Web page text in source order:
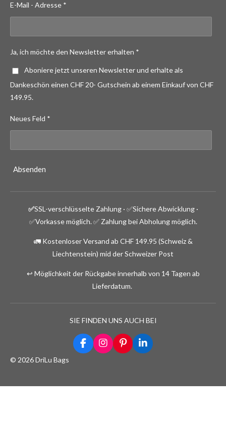
E-Mail - Adresse *
Ja, ich möchte den Newsletter erhalten *
Aboniere jetzt unseren Newsletter und erhalte als
Dankeschön einen CHF 20- Gutschein ab einem Einkauf von CHF
149.95.
Neues Feld *
Absenden
✅SSL-verschlüsselte Zahlung · ✅Sichere Abwicklung ·
✅Vorkasse möglich. ✅ Zahlung bei Abholung möglich.
🚛 Kostenloser Versand ab CHF 149.95 (Schweiz &
Liechtenstein) mid der Schweizer Post
↩️ Möglichkeit der Rückgabe innerhalb von 14 Tagen ab
Lieferdatum.
SIE FINDEN UNS AUCH BEI
F
a
I
n
P
i
L
i
© 2026 DriLu Bags